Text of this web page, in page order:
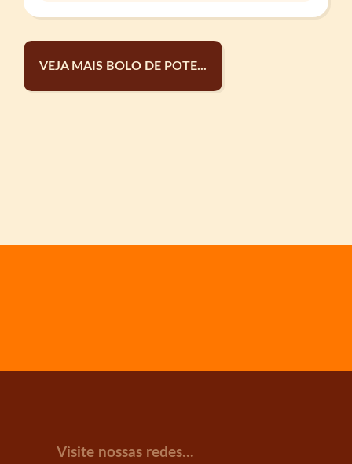
VEJA MAIS BOLO DE POTE...
Visite nossas redes...